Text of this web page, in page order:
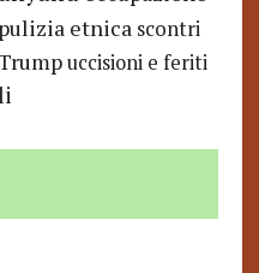
pulizia etnica scontri
uccisioni e feriti